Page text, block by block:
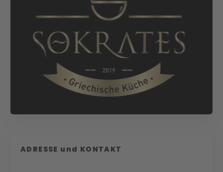
ADRESSE und KONTAKT